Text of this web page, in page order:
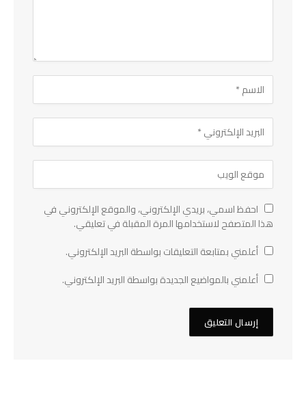
احفظ اسمي، بريدي الإلكتروني، والموقع الإلكتروني في
هذا المتصفح لاستخدامها المرة المقبلة في تعليقي.
أعلمني بمتابعة التعليقات بواسطة البريد الإلكتروني.
أعلمني بالمواضيع الجديدة بواسطة البريد الإلكتروني.